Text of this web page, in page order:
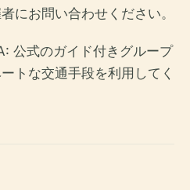
にお問い合わせください。
公式のガイド付きグループ
トな交通手段を利用してく